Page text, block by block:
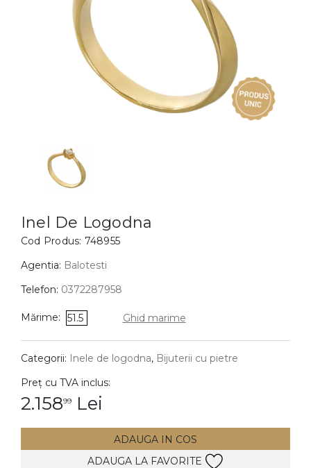
BIJUTERII COPII
Cercei
Bratari
Coliere
Lanturi
Pandantive
DIAMANTE Vezi toate
Cercei
Inel De Logodna
Cod Produs: 748955
Agentia: Balotesti
Telefon: 0372287958
Mărime: 51.5 Ghid marime
Categorii: Inele de logodna, Bijuterii cu pietre
Preț cu TVA inclus:
2.15899 Lei
ADAUGA IN COS
ADAUGA LA FAVORITE